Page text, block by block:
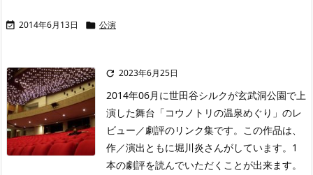
 2014年6月13日  公演
 2023年6月25日
2014年06月に世田谷シルクが玄武洞公園で上
演した舞台「コウノトリの温泉めぐり」のレ
ビュー／劇評のリンク集です。この作品は、
作／演出ともに堀川炎さんがしています。1
本の劇評を読んでいただくことが出来ます。